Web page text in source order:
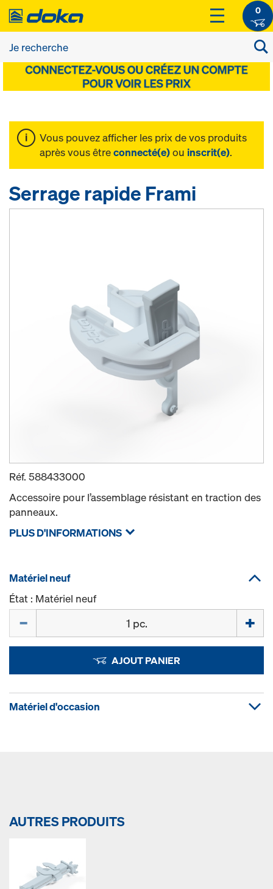
0
Vous pouvez afficher les prix de vos produits
après vous êtreconnecté(e)ou inscrit(e).
Serrage rapide Frami
Réf. 588433000
Accessoire pour l’assemblage résistant en traction des
panneaux.
PLUS D'INFORMATIONS
Matériel neuf
État : Matériel neuf
AJOUT PANIER
Matériel d'occasion
AUTRES PRODUITS